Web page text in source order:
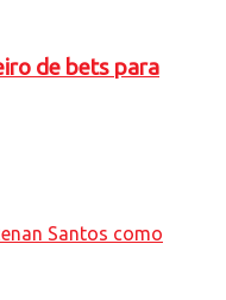
de bets para